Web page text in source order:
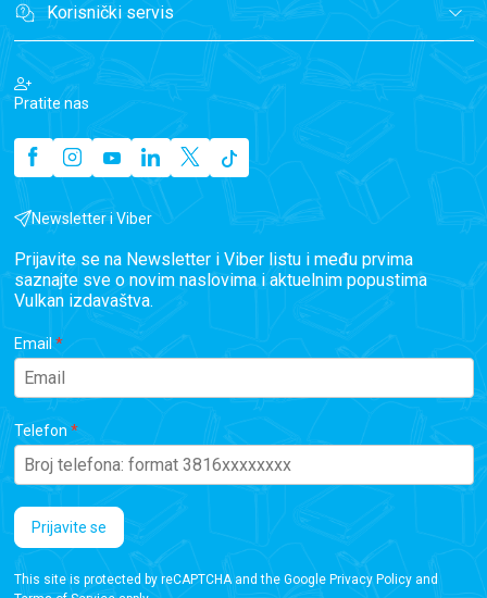
Korisnički servis
Pratite nas
Newsletter i Viber
Prijavite se na Newsletter i Viber listu i među prvima
saznajte sve o novim naslovima i aktuelnim popustima
Vulkan izdavaštva.
Email
Telefon
Prijavite se
This site is protected by reCAPTCHA and the Google Privacy Policyand